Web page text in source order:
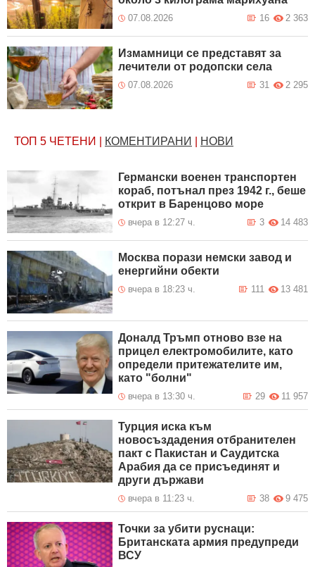
07.08.2026 2 363
16
Измамници се представят за
лечители от родопски села
07.08.2026 2 295
31
ТОП 5 ЧЕТЕНИ КОМЕНТИРАНИ НОВИ
Германски военен транспортен
кораб, потънал през 1942 г., беше
открит в Баренцово море
вчера в 12:27 ч. 14 483
3
Москва порази немски завод и
енергийни обекти
вчера в 18:23 ч. 13 481
111
Доналд Тръмп отново взе на
прицел електромобилите, като
определи притежателите им,
като "болни"
вчера в 13:30 ч. 11 957
29
Турция иска към
новосъздадения отбранителен
пакт с Пакистан и Саудитска
Арабия да се присъединят и
други държави
вчера в 11:23 ч. 9 475
38
Точки за убити руснаци:
Британската армия предупреди
ВСУ